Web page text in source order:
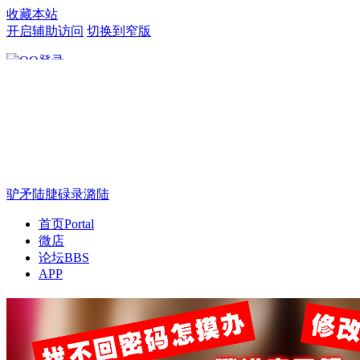
收藏本站
开启辅助访问 切换到窄版
驴矛陆脻碌录潞陆
首页Portal
微店
论坛BBS
APP